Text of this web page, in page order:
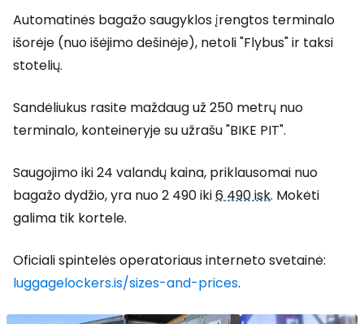
Automatinės bagažo saugyklos įrengtos terminalo
išorėje (nuo išėjimo dešinėje), netoli "Flybus" ir taksi
stotelių.
Sandėliukus rasite maždaug už 250 metrų nuo
terminalo, konteineryje su užrašu "BIKE PIT".
Saugojimo iki 24 valandų kaina, priklausomai nuo
bagažo dydžio, yra nuo 2 490 iki6 490 isk. Mokėti
galima tik kortele.
Oficiali spintelės operatoriaus interneto svetainė:
luggagelockers.is/sizes-and-prices.